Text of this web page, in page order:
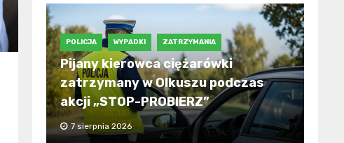
POLICJA WYPADKI ZATRZYMANIA
Pijany kierowca ciężarówki
zatrzymany w Olkuszu podczas
akcji „STOP-PROBIERZ”
7 sierpnia 2026